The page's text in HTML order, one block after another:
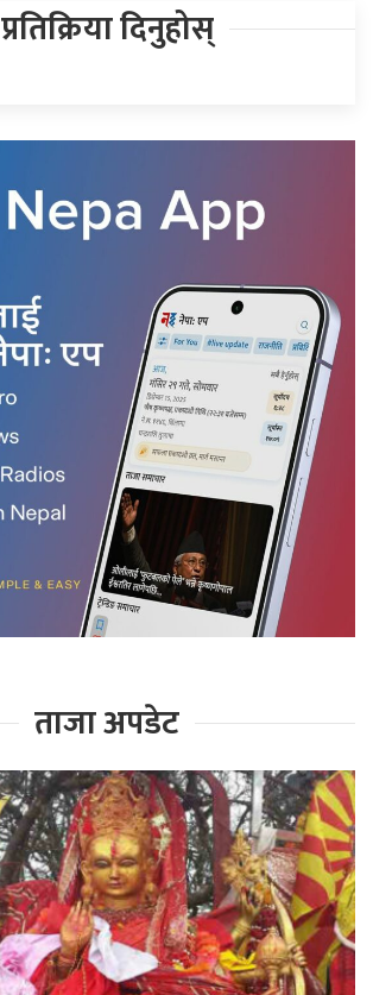
प्रतिक्रिया दिनुहोस्
ताजा अपडेट